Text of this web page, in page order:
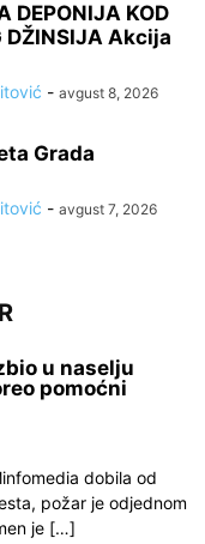
DEPONIJA KOD
DŽINSIJA Akcija
- avgust 8, 2026
Grada
- avgust 7, 2026
u naselju
pomoćni
dobila od
požar je odjednom
je […]